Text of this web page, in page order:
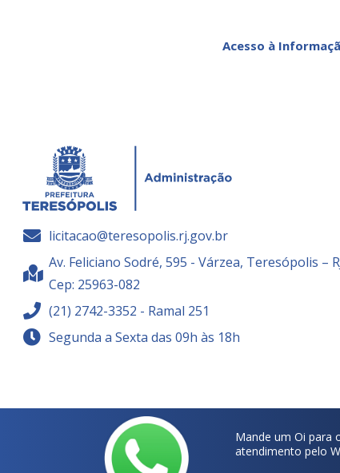
Acesso à
licitacao@teresopolis.rj.gov.br
Av. Feliciano Sodré, 595 - Várzea, Teresópolis –
Cep: 25963-082
(21) 2742-3352 - Ramal 251
Segunda a Sexta das 09h às 18h
Mande um Oi para
atendimento pelo